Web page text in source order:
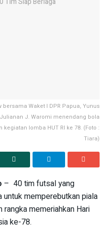
bersama Waket I DPR Papua, Yunus
J. Waromi menendang bola
lomba HUT RI ke 78. (Foto :
Tiara)
– 40 tim futsal yang
memperebutkan piala
memeriahkan Hari
ke-78.